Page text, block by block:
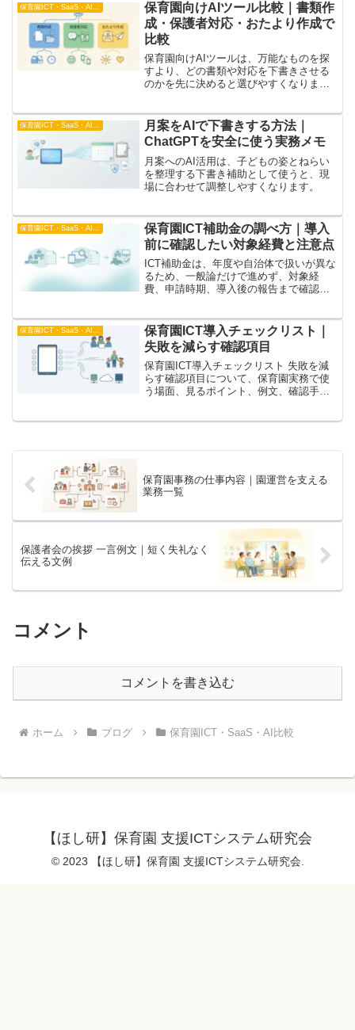
保育園実務で使う場面、見るポイント、
例文、確認手順
保育園向けAIツール比較｜書類作
成・保護者対応・おたより作成で
比較
保育園向けAIツールは、万能なものを探
すより、どの書類や対応を下書きさせる
のかを先に決めると選びやすくなりま
保育園ICT・SaaS・AI比較
月案をAIで下書きする方法｜
ChatGPTを安全に使う実務メモ
月案へのAI活用は、子どもの姿とねらい
を整理する下書き補助として使うと、現
場に合わせて調整しやすくなります。
保育園ICT補助金の調べ方｜導入
前に確認したい対象経費と注意点
ICT補助金は、年度や自治体で扱いが異な
るため、一般論だけで進めず、対象経
費、申請時期、導入後の報告まで確認す
保育園ICT導入チェックリスト｜
失敗を減らす確認項目
保育園ICT導入チェックリスト 失敗を減
らす確認項目について、保育園実務で使
う場面、見るポイント、例文、確認手順
保育園事務の仕事内容｜園運営を支える
業務一覧
保護者会の挨拶 一言例文｜短く失礼なく
伝える文例
コメント
コメントを書き込む
ホーム ブログ 保育園ICT・SaaS・AI比較
【ほし研】保育園 支援ICTシステム研究会
© 2023 【ほし研】保育園 支援ICTシステム研究会.